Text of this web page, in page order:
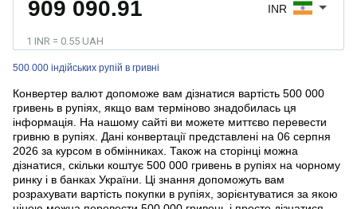
500 000 індійських рупій в гривні
1 INR = 0.55 UAH
INR
Конвертер валют допоможе вам дізнатися вартість 500 000
гривень в рупіях, якщо вам терміново знадобилась ця
інформація. На нашому сайті ви можете миттєво перевести
гривню в рупіях. Дані конвертації представлені на 06 серпня
2026 за курсом в обмінниках. Також на сторінці можна
дізнатися, скільки коштує 500 000 гривень в рупіях на чорному
ринку і в банках України. Ці знання допоможуть вам
розрахувати вартість покупки в рупіях, зорієнтуватися за якою